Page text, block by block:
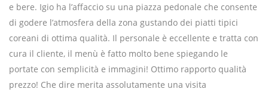
e bere. Igio ha l’affaccio su una piazza pedonale che consente
di godere l’atmosfera della zona gustando dei piatti tipici
coreani di ottima qualità. Il personale è eccellente e tratta con
cura il cliente, il menù è fatto molto bene spiegando le
portate con semplicità e immagini! Ottimo rapporto qualità
prezzo! Che dire merita assolutamente una visita